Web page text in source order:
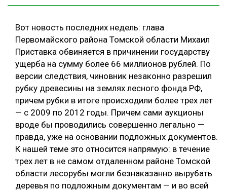
Вот новость последних недель: глава
Первомайского района Томской области Михаил
Приставка обвиняется в причинении государству
ущерба на сумму более 66 миллионов рублей. По
версии следствия, чиновник незаконно разрешил
рубку древесины на землях лесного фонда РФ,
причем рубки в итоге происходили более трех лет
— с 2009 по 2012 годы. Причем сами аукционы
вроде бы проводились совершенно легально —
правда, уже на основании подложных документов.
К нашей теме это относится напрямую: в течение
трех лет в не самом отдаленном районе Томской
области лесорубы могли безнаказанно вырубать
деревья по подложным документам — и во всей